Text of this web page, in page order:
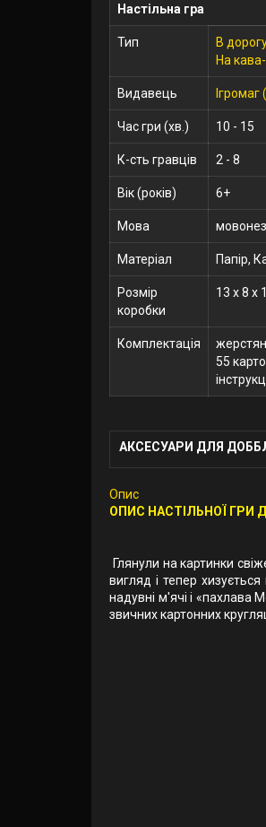
Настільна гра
Тип В
На
Видавець Ігромаг
Час гри (хв.) 10 - 15
К-сть гравців 2 - 8
Вік (років) 6+
Мова
Матеріал Папір,
Розмір
коробки
13 x 8 x
Комплектація
55
АКСЕСУАРИ ДЛЯ
Опис
ОПИС НАСТІЛЬНОЇ ГРИ
Глянули на картинки
вигляд і тепер
надувні м'ячі і «пахлава
звичних картонних